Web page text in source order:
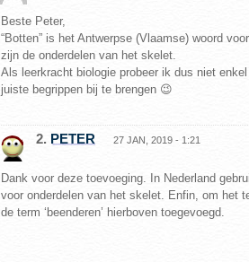
Beste Peter,
“Botten” is het Antwerpse (Vlaamse) woord
zijn de onderdelen van het skelet.
Als leerkracht biologie probeer ik dus niet
juiste begrippen bij te brengen 😉
2. PETER 27 JAN, 2019 - 1:21
Dank voor deze toevoeging. In Nederland
voor onderdelen van het skelet. Enfin, om het
de term ‘beenderen’ hierboven toegevoegd.